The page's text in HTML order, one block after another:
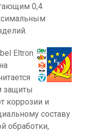
0,4
Eltron
защиты
коррозии и
составу
обработки,